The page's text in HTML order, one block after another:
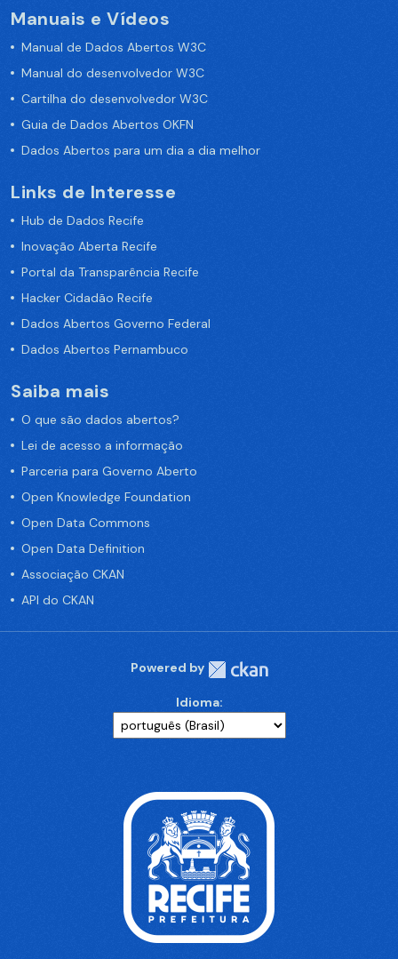
Manuais e Vídeos
Manual de Dados Abertos W3C
Manual do desenvolvedor W3C
Cartilha do desenvolvedor W3C
Guia de Dados Abertos OKFN
Dados Abertos para um dia a dia melhor
Links de Interesse
Hub de Dados Recife
Inovação Aberta Recife
Portal da Transparência Recife
Hacker Cidadão Recife
Dados Abertos Governo Federal
Dados Abertos Pernambuco
Saiba mais
O que são dados abertos?
Lei de acesso a informação
Parceria para Governo Aberto
Open Knowledge Foundation
Open Data Commons
Open Data Definition
Associação CKAN
API do CKAN
Powered by
Idioma